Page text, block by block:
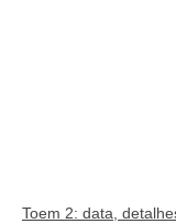
Toem 2: data,